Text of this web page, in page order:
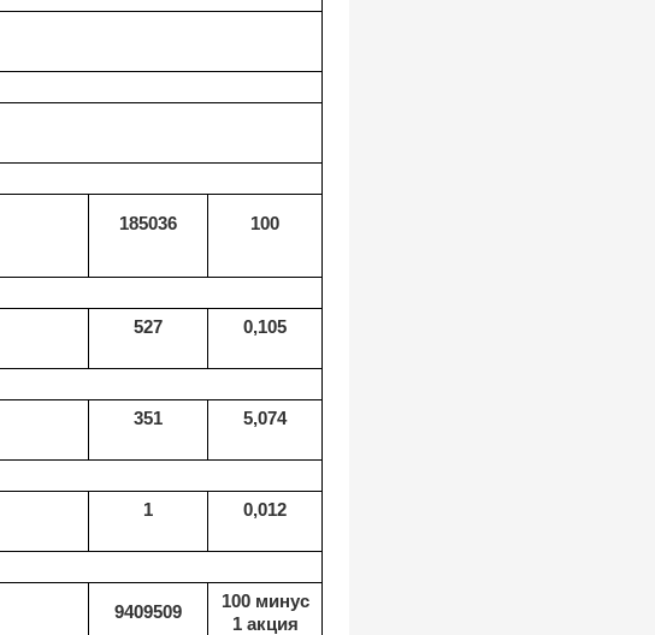
185036 100
527 0,105
351 5,074
1 0,012
9409509
100 минус
1 акция